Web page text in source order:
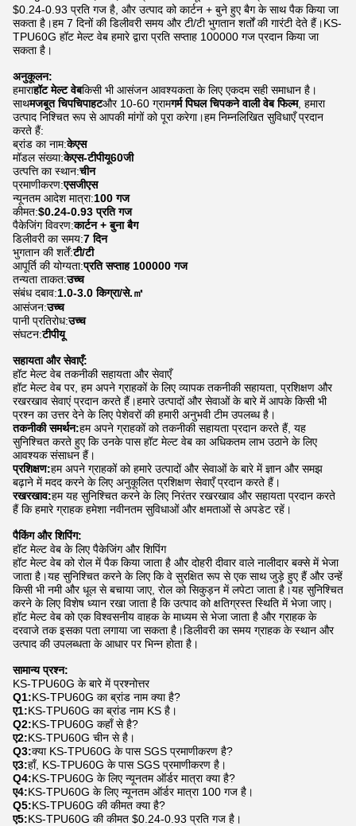
$0.24-0.93 प्रति गज है, और उत्पाद को कार्टन + बुने हुए बैग के साथ पैक किया जा
सकता है।हम 7 दिनों की डिलीवरी समय और टी/टी भुगतान शर्तों की गारंटी देते हैं।KS-
TPU60G हॉट मेल्ट वेब हमारे द्वारा प्रति सप्ताह 100000 गज प्रदान किया जा
सकता है।
अनुकूलन:
हमाराहॉट मेल्ट वेबकिसी भी आसंजन आवश्यकता के लिए एकदम सही समाधान है।
साथमजबूत चिपचिपाहटऔर 10-60 ग्रामगर्म पिघल चिपकने वाली वेब फिल्म, हमारा
उत्पाद निश्चित रूप से आपकी मांगों को पूरा करेगा।हम निम्नलिखित सुविधाएँ प्रदान
करते हैं:
ब्रांड का नाम:केएस
मॉडल संख्या:केएस-टीपीयू60जी
उत्पत्ति का स्थान:चीन
प्रमाणीकरण:एसजीएस
न्यूनतम आदेश मात्रा:100 गज
कीमत:$0.24-0.93 प्रति गज
पैकेजिंग विवरण:कार्टन + बुना बैग
डिलीवरी का समय:7 दिन
भुगतान की शर्तें:टी/टी
आपूर्ति की योग्यता:प्रति सप्ताह 100000 गज
तन्यता ताकत:उच्च
संबंध दबाव:1.0-3.0 किग्रा/से.㎡
आसंजन:उच्च
पानी प्रतिरोध:उच्च
संघटन:टीपीयू
सहायता और सेवाएँ:
हॉट मेल्ट वेब तकनीकी सहायता और सेवाएँ
हॉट मेल्ट वेब पर, हम अपने ग्राहकों के लिए व्यापक तकनीकी सहायता, प्रशिक्षण और
रखरखाव सेवाएं प्रदान करते हैं।हमारे उत्पादों और सेवाओं के बारे में आपके किसी भी
प्रश्न का उत्तर देने के लिए पेशेवरों की हमारी अनुभवी टीम उपलब्ध है।
तकनीकी समर्थन:हम अपने ग्राहकों को तकनीकी सहायता प्रदान करते हैं, यह
सुनिश्चित करते हुए कि उनके पास हॉट मेल्ट वेब का अधिकतम लाभ उठाने के लिए
आवश्यक संसाधन हैं।
प्रशिक्षण:हम अपने ग्राहकों को हमारे उत्पादों और सेवाओं के बारे में ज्ञान और समझ
बढ़ाने में मदद करने के लिए अनुकूलित प्रशिक्षण सेवाएँ प्रदान करते हैं।
रखरखाव:हम यह सुनिश्चित करने के लिए निरंतर रखरखाव और सहायता प्रदान करते
हैं कि हमारे ग्राहक हमेशा नवीनतम सुविधाओं और क्षमताओं से अपडेट रहें।
पैकिंग और शिपिंग:
हॉट मेल्ट वेब के लिए पैकेजिंग और शिपिंग
हॉट मेल्ट वेब को रोल में पैक किया जाता है और दोहरी दीवार वाले नालीदार बक्से में भेजा
जाता है।यह सुनिश्चित करने के लिए कि वे सुरक्षित रूप से एक साथ जुड़े हुए हैं और उन्हें
किसी भी नमी और धूल से बचाया जाए, रोल को सिकुड़न में लपेटा जाता है।यह सुनिश्चित
करने के लिए विशेष ध्यान रखा जाता है कि उत्पाद को क्षतिग्रस्त स्थिति में भेजा जाए।
हॉट मेल्ट वेब को एक विश्वसनीय वाहक के माध्यम से भेजा जाता है और ग्राहक के
दरवाजे तक इसका पता लगाया जा सकता है।डिलीवरी का समय ग्राहक के स्थान और
उत्पाद की उपलब्धता के आधार पर भिन्न होता है।
सामान्य प्रश्न:
KS-TPU60G के बारे में प्रश्नोत्तर
Q1:KS-TPU60G का ब्रांड नाम क्या है?
ए1:KS-TPU60G का ब्रांड नाम KS है।
Q2:KS-TPU60G कहाँ से है?
ए2:KS-TPU60G चीन से है।
Q3:क्या KS-TPU60G के पास SGS प्रमाणीकरण है?
ए3:हाँ, KS-TPU60G के पास SGS प्रमाणीकरण है।
Q4:KS-TPU60G के लिए न्यूनतम ऑर्डर मात्रा क्या है?
ए4:KS-TPU60G के लिए न्यूनतम ऑर्डर मात्रा 100 गज है।
Q5:KS-TPU60G की कीमत क्या है?
ए5:KS-TPU60G की कीमत $0.24-0.93 प्रति गज है।